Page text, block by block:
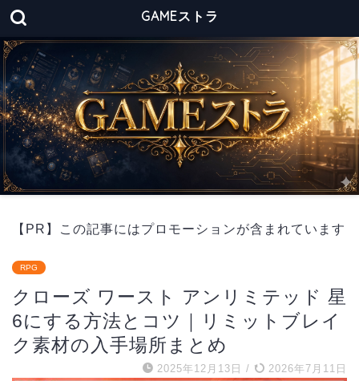
GAMEストラ
【PR】この記事にはプロモーションが含まれています
RPG
クローズ ワースト アンリミテッド 星
6にする方法とコツ｜リミットブレイ
ク素材の入手場所まとめ
2025年12月13日 / 2026年7月11日